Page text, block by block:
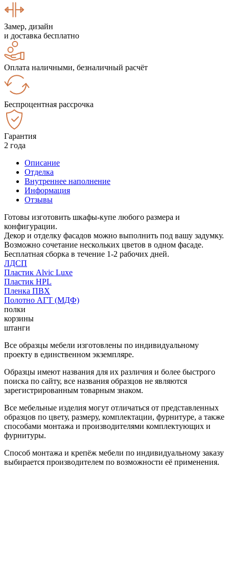
Замер, дизайн
и доставка бесплатно
Оплата наличными, безналичный расчёт
Беспроцентная рассрочка
Гарантия
2 года
Описание
Отделка
Внутреннее наполнение
Информация
Отзывы
Готовы изготовить шкафы-купе любого размера и
конфигурации.
Декор и отделку фасадов можно выполнить под вашу задумку.
Возможно сочетание нескольких цветов в одном фасаде.
Бесплатная сборка в течение 1-2 рабочих дней.
ЛДСП
Пластик Alvic Luxe
Пластик HPL
Пленка ПВХ
Полотно АГТ (МДФ)
полки
корзины
штанги
Все образцы мебели изготовлены по индивидуальному
проекту в единственном экземпляре.
Образцы имеют названия для их различия и более быстрого
поиска по сайту, все названия образцов не являются
зарегистрированным товарным знаком.
Все мебельные изделия могут отличаться от представленных
образцов по цвету, размеру, комплектации, фурнитуре, а также
способами монтажа и производителями комплектующих и
фурнитуры.
Способ монтажа и крепёж мебели по индивидуальному заказу
выбирается производителем по возможности её применения.